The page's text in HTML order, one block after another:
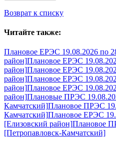
Возврат к списку
Читайте также:
Плановое ЕРЭС 19.08.2026 по
район]Плановое ЕРЭС
район]Плановое ЕРЭС
район]Плановое ЕРЭС
район]Плановое ЕРЭС
район]Плановые ПРЭС
Камчатский]Плановое ПРЭС
Камчатский]Плановое ЕРЭС
[Елизовский район]Плановое
[Петропавловск-Камчатский]